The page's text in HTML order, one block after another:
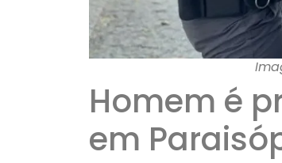
Homem é
em